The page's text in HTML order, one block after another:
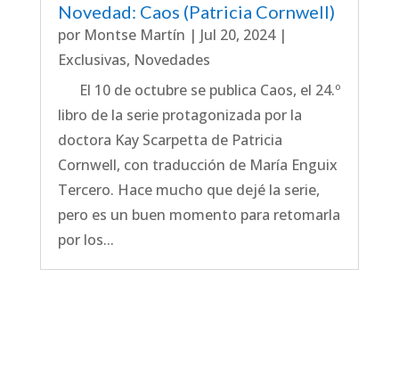
Novedad: Caos (Patricia Cornwell)
por Montse Martín | Jul 20, 2024|
Exclusivas, Novedades
El 10 de octubre se publica Caos, el 24.º
libro de la serie protagonizada por la
doctora Kay Scarpetta de Patricia
Cornwell, con traducción de María Enguix
Tercero. Hace mucho que dejé la serie,
pero es un buen momento para retomarla
por los...